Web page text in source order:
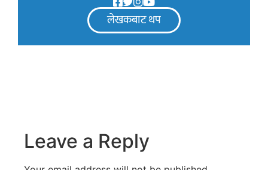
लेखकबाट थप
Leave a Reply